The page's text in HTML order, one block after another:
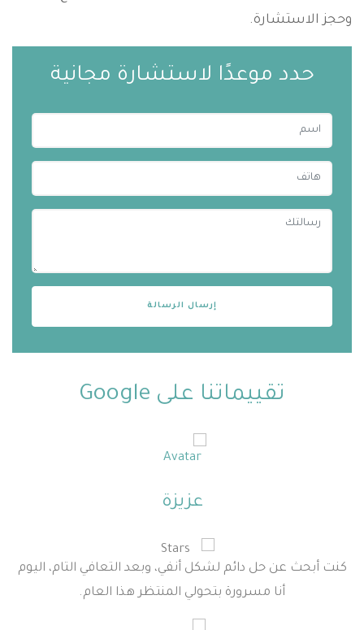
وحجز الاستشارة.
حدد موعدًا لاستشارة مجانية
تقييماتنا على Google
عزيزة
كنت أبحث عن حل دائم لشكل أنفي، وبعد التعافي التام، اليوم
أنا مسرورة بتحولي المنتظر هذا العام.